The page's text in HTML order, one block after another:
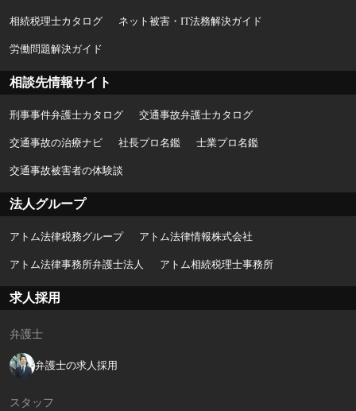
相続税理士カタログ ネット被害・IT法務解決ガイド
労働問題解決ガイド
相談先情報サイト
刑事事件弁護士カタログ 交通事故弁護士カタログ
交通事故の治療ナビ 社長プロ名鑑 士業プロ名鑑
交通事故被害者の体験談
法人グループ
アトム法律税務グループ アトム法律情報株式会社
アトム法律事務所弁護士法人 アトム相続税理士事務所
求人採用
弁護士
弁護士の求人採用
スタッフ